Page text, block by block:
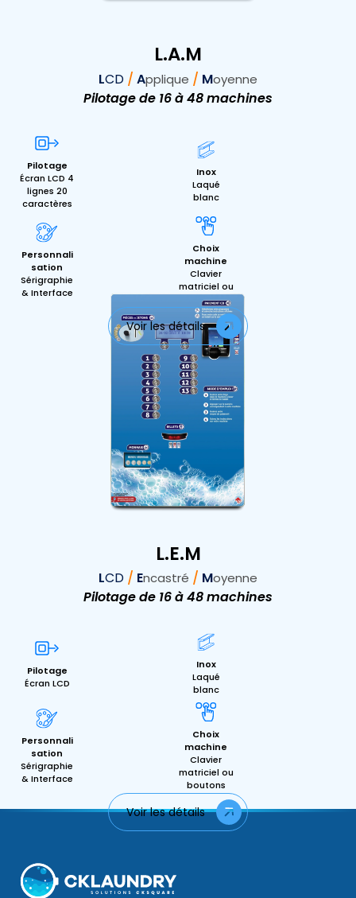
L.A.M
LCD / Applique / Moyenne
Pilotage de 16 à 48 machines
Pilotage
Écran LCD 4
lignes 20
caractères
Inox
Laqué
blanc
Personnali
sation
Sérigraphie
& Interface
Choix
machine
Clavier
matriciel ou
boutons
Voir les détails
L.E.M
LCD / Encastré / Moyenne
Pilotage de 16 à 48 machines
Pilotage
Écran LCD
Inox
Laqué
blanc
Personnali
sation
Sérigraphie
& Interface
Choix
machine
Clavier
matriciel ou
boutons
Voir les détails